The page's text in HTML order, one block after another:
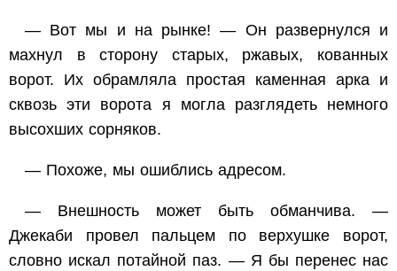
— Вот мы и на рынке! — Он развернулся и
махнул в сторону старых, ржавых, кованных
ворот. Их обрамляла простая каменная арка и
сквозь эти ворота я могла разглядеть немного
высохших сорняков.
— Похоже, мы ошиблись адресом.
— Внешность может быть обманчива. —
Джекаби провел пальцем по верхушке ворот,
словно искал потайной паз. — Я бы перенес нас